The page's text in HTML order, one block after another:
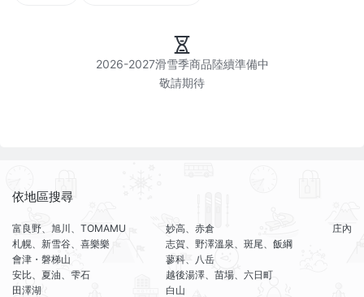
2026-2027滑雪季商品陸續準備中
依地區搜尋
富良野、旭川、TOMAMU
札幌、新雪谷、喜樂樂
會津・磐梯山
安比、夏油、雫石
田澤湖
妙高、赤倉
志賀、野澤溫泉、斑尾、飯綱
蓼科、八岳
越後湯澤、苗場、六日町
白山
庄內